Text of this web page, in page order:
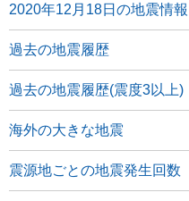
2020年12月18日の地震情報
過去の地震履歴
過去の地震履歴(震度3以上)
海外の大きな地震
震源地ごとの地震発生回数